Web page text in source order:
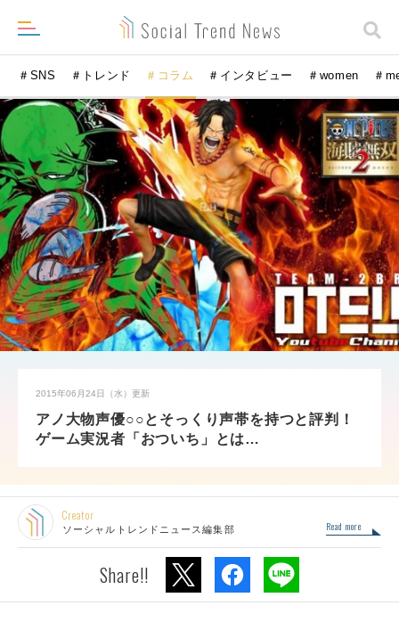
＃SNS ＃トレンド ＃コラム ＃インタビュー ＃women ＃
2015年06月24日（水） 更新
アノ大物声優○○とそっくり声帯を持つと評判！
ゲーム実況者「おついち」とは…
Creator
ソーシャルトレンドニュース編集部 Read more
Share!!